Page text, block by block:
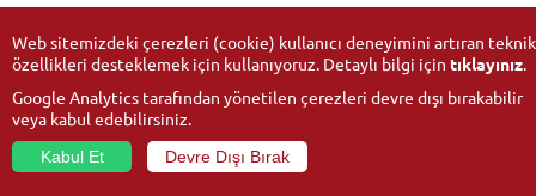
Web sitemizdeki çerezleri (cookie) kullanıcı deneyimini artıran teknik
özellikleri desteklemek için kullanıyoruz. Detaylı bilgi için tıklayınız.
Google Analytics tarafından yönetilen çerezleri devre dışı bırakabilir
veya kabul edebilirsiniz.
Kabul Et
Devre Dışı Bırak
© 2026Anadolu University- All rights reserved.